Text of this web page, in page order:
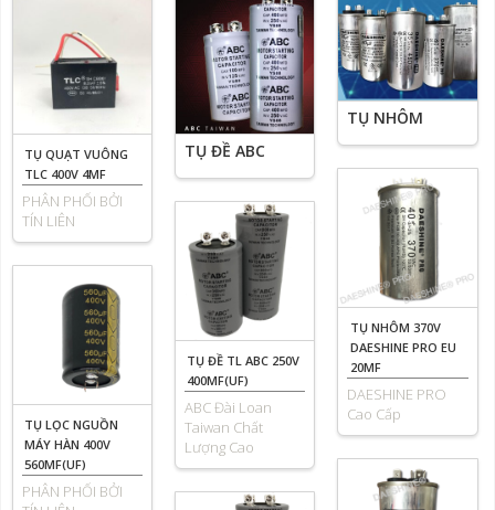
TỤ QUẠT VUÔNG
TLC 400V 4MF
PHÂN PHỐI BỞI
TÍN LIÊN
TỤ LỌC NGUỒN
MÁY HÀN 400V
560MF(UF)
PHÂN PHỐI BỞI
TỤ ĐỀ ABC
TỤ ĐỀ TL ABC 250V
400MF(UF)
ABC Đài Loan
Taiwan Chất
Lượng Cao
TỤ NHÔM
TỤ NHÔM 370V
DAESHINE PRO EU
20MF
DAESHINE PRO
Cao Cấp